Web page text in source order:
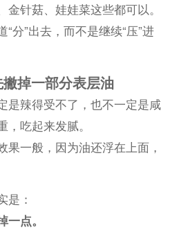
针菇、娃娃菜这些都可以。
分”出去，而不是继续“压”进
掉一部分表层油
是辣得受不了，也不一定是咸
吃起来发腻。
果一般，因为油还浮在上面，
是：
点。